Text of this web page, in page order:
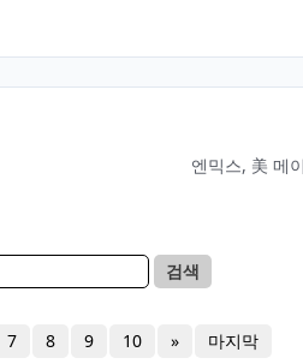
엔믹스, 美 메
검색
7 8 9 10 » 마지막